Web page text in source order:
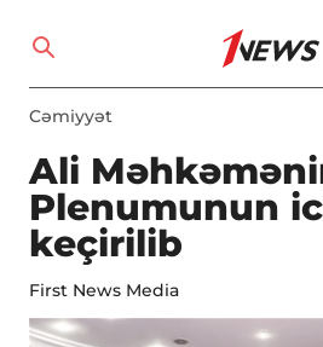
Cəmiyyət
Ali
Plenumunun
keçirilib
First News Media